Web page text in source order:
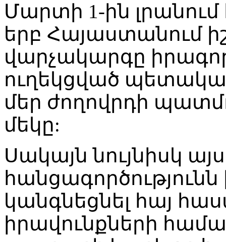
Մարտի 1-ին
երբ Հայաստանում
վարչակարգը
ուղեկցված
մեր ժողովրդի
մեկը:
Սակայն նույնիսկ
հանցագործությունն
կանգնեցնել հայ
իրավունքների